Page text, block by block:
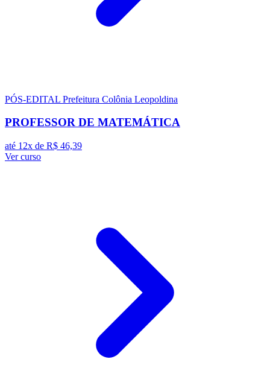
PÓS-EDITAL Prefeitura Colônia Leopoldina
PROFESSOR DE MATEMÁTICA
até 12x de R$ 46,39
Ver curso